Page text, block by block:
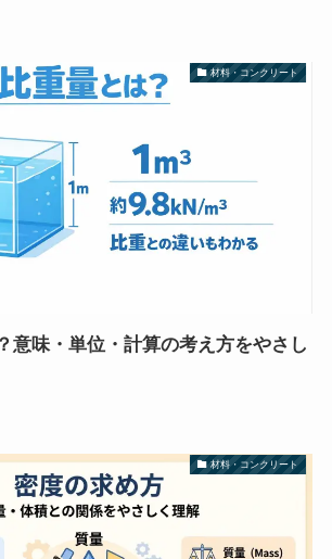
材料・コンクリート
意味・単位・計算の考え方をやさし
材料・コンクリート